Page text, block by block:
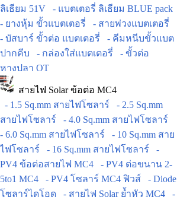
ลิเธียม 51V
- แบตเตอรี่ ลิเธียม BLUE pack
- ยางหุ้ม ขั้วแบตเตอรี่
- สายพ่วงแบตเตอรี่
- บัสบาร์ ขั้วต่อ แบตเตอรี่
- คีมหนีบขั้วแบต
ปากคีบ
- กล่องใส่แบตเตอรี่
- ขั้วต่อ
หางปลา OT
สายไฟ Solar ข้อต่อ MC4
- 1.5 Sq.mm สายไฟโซลาร์
- 2.5 Sq.mm
สายไฟโซลาร์
- 4.0 Sq.mm สายไฟโซลาร์
- 6.0 Sq.mm สายไฟโซลาร์
- 10 Sq.mm สาย
ไฟโซลาร์
- 16 Sq.mm สายไฟโซลาร์
-
PV4 ข้อต่อสายไฟ MC4
- PV4 ต่อขนาน 2-
5to1 MC4
- PV4 โซลาร์ MC4 ฟิวส์
- Diode
โซลาร์ไดโอด
- สายไฟ Solar ย้ำหัว MC4
-